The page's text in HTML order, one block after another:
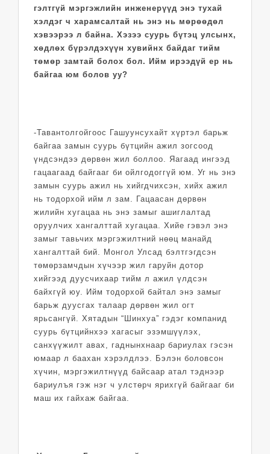
гэлтгүй мэргэжлийн инженерүүд энэ тухай
хэлдэг ч харамсалтай нь энэ нь мөрөөдөл
хэвээрээ л байна. Хэзээ суурь бүтэц улсынх,
хөдлөх бүрэлдэхүүн хувийнх байдаг тийм
төмөр замтай болох бол. Ийм ирээдүй ер нь
байгаа юм болов уу?
-Тавантолгойгоос Гашуун­сухайт хүртэл барьж
байгаа замын суурь бүтцийн ажил зогсоод
үндсэндээ дөрвөн жил боллоо. Яагаад ингээд
гацаагаад байгааг би ойлгодоггүй юм. Уг нь энэ
замын суурь ажил нь хийгдчихсэн, хийх ажил
нь тодорхой ийм л зам. Гацаасан дөрвөн
жилийн хугацаа нь энэ замыг ашиглалтад
оруулчих хангалттай хугацаа. Хийе гэвэл энэ
замыг тавьчих мэргэжилтний нөөц манайд
хангалттай бий. Монгол Улсад бэлтгэгдсэн
төмөрзамчдын хүчээр жил гаруйн дотор
хийгээд дуусчихаар тийм л ажил үлдсэн
байхгүй юу. Ийм тодорхой байтал энэ замыг
барьж дуусгах талаар дөрвөн жил огт
ярьсангүй. Хятадын “Шинхуа” гэдэг компанид
суурь бүтцийнхээ хагасыг эзэмшүүлэх,
санхүүжилт авах, гаднынхнаар бариулах гэсэн
юмаар л баахан хэрэлдлээ. Бэлэн боловсон
хүчин, мэргэжилтнүүд байсаар атал тэднээр
бариулъя гэж нэг ч улстөрч ярихгүй байгааг би
маш их гайхаж байгаа.